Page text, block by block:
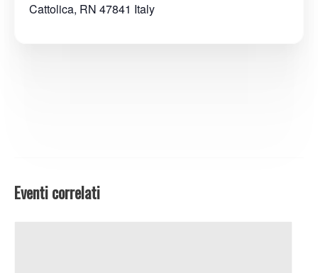
Cattolica, RN 47841 Italy
Eventi correlati